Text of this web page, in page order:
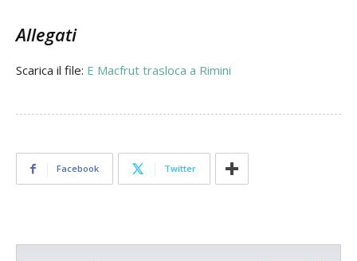
Allegati
Scarica il file: E Macfrut trasloca a Rimini
Facebook Twitter